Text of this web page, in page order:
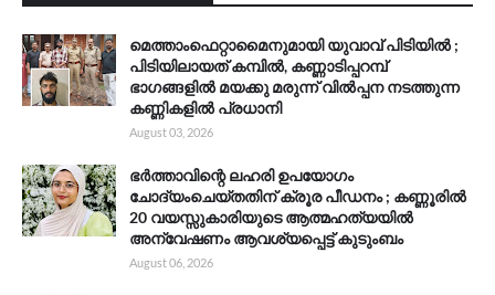
മെത്താംഫെറ്റാമൈനുമായി യുവാവ് പിടിയിൽ ;
പിടിയിലായത് കമ്പിൽ, കണ്ണാടിപ്പറമ്പ്
ഭാഗങ്ങളിൽ മയക്കു മരുന്ന് വിൽപ്പന നടത്തുന്ന
കണ്ണികളിൽ പ്രധാനി
August 03, 2026
ഭർത്താവിന്റെ ലഹരി ഉപയോഗം
ചോദ്യംചെയ്തതിന് ക്രൂര പീഡനം ; കണ്ണൂരിൽ
20 വയസ്സുകാരിയുടെ ആത്മഹത്യയിൽ
അന്വേഷണം ആവശ്യപ്പെട്ട് കുടുംബം
August 06, 2026